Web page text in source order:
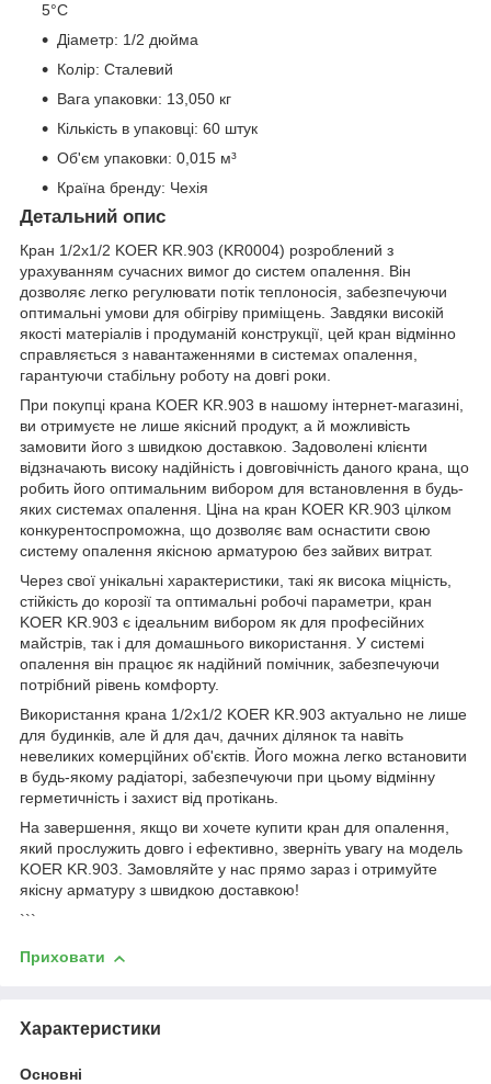
5°C
Діаметр: 1/2 дюйма
Колір: Сталевий
Вага упаковки: 13,050 кг
Кількість в упаковці: 60 штук
Об'єм упаковки: 0,015 м³
Країна бренду: Чехія
Детальний опис
Кран 1/2x1/2 KOER KR.903 (KR0004) розроблений з
урахуванням сучасних вимог до систем опалення. Він
дозволяє легко регулювати потік теплоносія, забезпечуючи
оптимальні умови для обігріву приміщень. Завдяки високій
якості матеріалів і продуманій конструкції, цей кран відмінно
справляється з навантаженнями в системах опалення,
гарантуючи стабільну роботу на довгі роки.
При покупці крана KOER KR.903 в нашому інтернет-магазині,
ви отримуєте не лише якісний продукт, а й можливість
замовити його з швидкою доставкою. Задоволені клієнти
відзначають високу надійність і довговічність даного крана, що
робить його оптимальним вибором для встановлення в будь-
яких системах опалення. Ціна на кран KOER KR.903 цілком
конкурентоспроможна, що дозволяє вам оснастити свою
систему опалення якісною арматурою без зайвих витрат.
Через свої унікальні характеристики, такі як висока міцність,
стійкість до корозії та оптимальні робочі параметри, кран
KOER KR.903 є ідеальним вибором як для професійних
майстрів, так і для домашнього використання. У системі
опалення він працює як надійний помічник, забезпечуючи
потрібний рівень комфорту.
Використання крана 1/2x1/2 KOER KR.903 актуально не лише
для будинків, але й для дач, дачних ділянок та навіть
невеликих комерційних об'єктів. Його можна легко встановити
в будь-якому радіаторі, забезпечуючи при цьому відмінну
герметичність і захист від протікань.
На завершення, якщо ви хочете купити кран для опалення,
який прослужить довго і ефективно, зверніть увагу на модель
KOER KR.903. Замовляйте у нас прямо зараз і отримуйте
якісну арматуру з швидкою доставкою!
```
Приховати
Характеристики
Основні